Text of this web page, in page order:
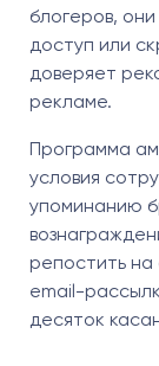
блогеров,
доступ или
доверяет
рекламе.
Программа
условия
упоминанию
репостить на
email-
десяток